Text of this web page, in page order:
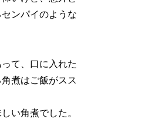
ンパイのような
って、口に入れた
煮はご飯がスス
い角煮でした。